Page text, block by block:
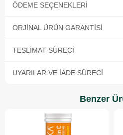
ÖDEME SEÇENEKLERI
ORJINAL ÜRÜN GARANTISI
TESLIMAT SÜRECI
UYARILAR VE İADE SÜRECI
Benzer